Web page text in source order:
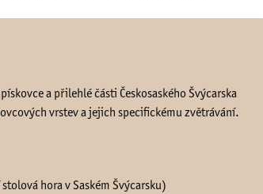
a přilehlé části Českosaského Švýcarska
vrstev a jejich specifickému zvětrávání.
hora v Saském Švýcarsku)